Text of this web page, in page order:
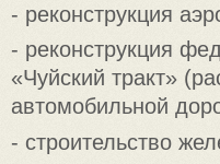
- реконструкция
- реконструкция
«Чуйский тракт»
автомобильной
- строительство